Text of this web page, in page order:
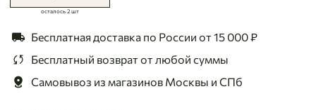
осталось 2 шт
Бесплатная доставка по России от 15 000 ₽
Бесплатный возвратот любой суммы
Самовывоз из магазинов Москвы и СПб